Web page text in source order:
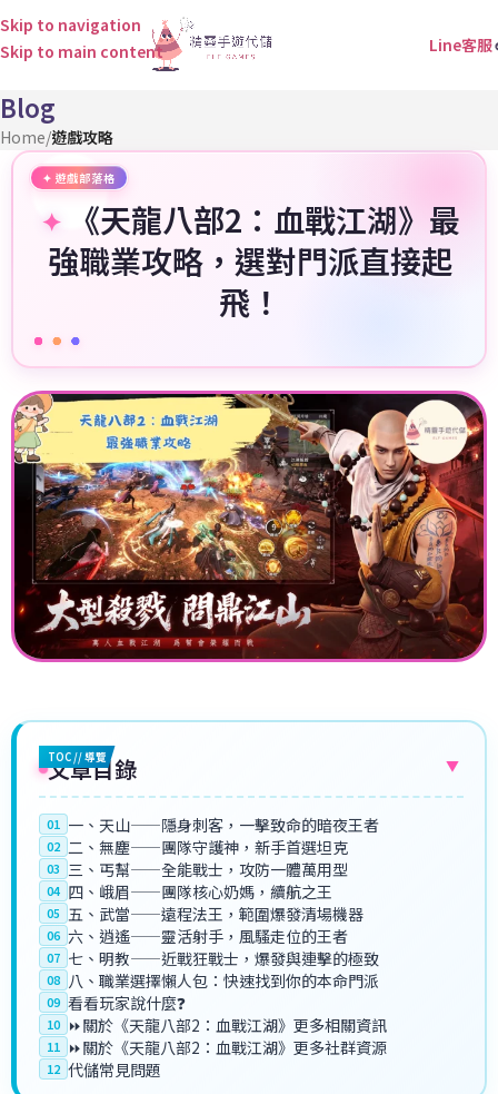
Skip to navigation
Skip to main content
Line客服
Blog
Home/遊戲攻略
《天龍八部2：血戰江湖》最
強職業攻略，選對門派直接起
飛！
TOC // 導覽
文章目錄 ▼
01 一、天山——隱身刺客，一擊致命的暗夜王者
02 二、無塵——團隊守護神，新手首選坦克
03 三、丐幫——全能戰士，攻防一體萬用型
04 四、峨眉——團隊核心奶媽，續航之王
05 五、武當——遠程法王，範圍爆發清場機器
06 六、逍遙——靈活射手，風騷走位的王者
07 七、明教——近戰狂戰士，爆發與連擊的極致
08 八、職業選擇懶人包：快速找到你的本命門派
09 看看玩家說什麼❓
10 ⏩關於《天龍八部2：血戰江湖》更多相關資訊
11 ⏩關於《天龍八部2：血戰江湖》更多社群資源
12 代儲常見問題